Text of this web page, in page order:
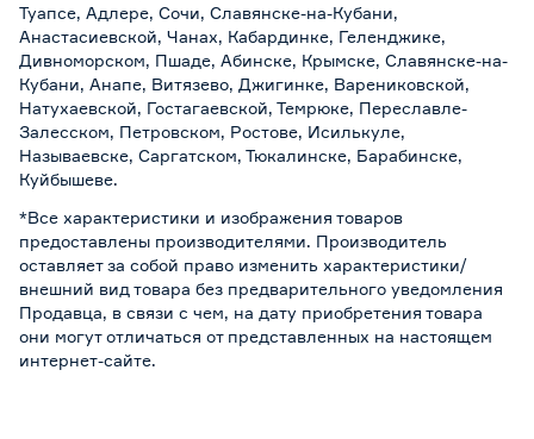
Туапсе, Адлере, Сочи, Славянске-на-Кубани,
Анастасиевской, Чанах, Кабардинке, Геленджике,
Дивноморском, Пшаде, Абинске, Крымске, Славянске-на-
Кубани, Анапе, Витязево, Джигинке, Варениковской,
Натухаевской, Гостагаевской, Темрюке, Переславле-
Залесском, Петровском, Ростове, Исилькуле,
Называевске, Саргатском, Тюкалинске, Барабинске,
Куйбышеве.
*Все характеристики и изображения товаров
предоставлены производителями. Производитель
оставляет за собой право изменить характеристики/
внешний вид товара без предварительного уведомления
Продавца, в связи с чем, на дату приобретения товара
они могут отличаться от представленных на настоящем
интернет-сайте.